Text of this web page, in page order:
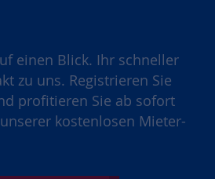
einen Blick. Ihr schneller
zu uns. Registrieren Sie
profitieren Sie ab sofort
kostenlosen Mieter-